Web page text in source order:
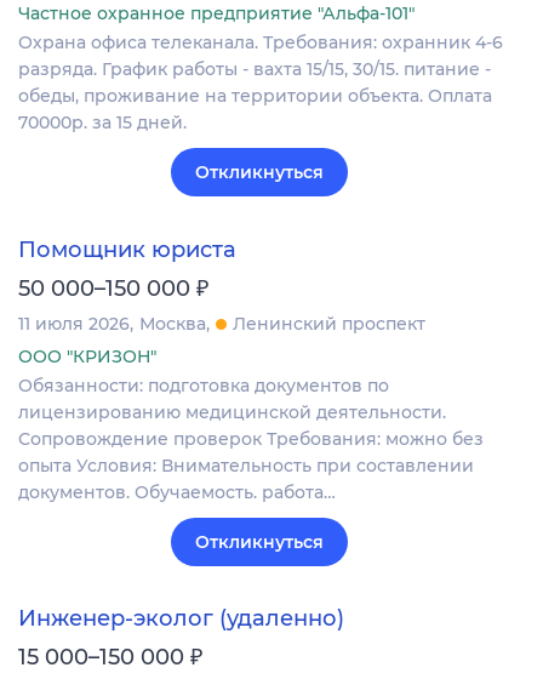
Частное охранное предприятие "Альфа-101"
Охрана офиса телеканала. Требования: охранник 4-6
разряда. График работы - вахта 15/15, 30/15. питание -
обеды, проживание на территории объекта. Оплата
70000р. за 15 дней.
Откликнуться
Помощник юриста
50 000–150 000 ₽
11 июля 2026 Москва
Ленинский проспект
ООО "КРИЗОН"
Обязанности: подготовка документов по
лицензированию медицинской деятельности.
Сопровождение проверок Требования: можно без
опыта Условия: Внимательность при составлении
документов. Обучаемость. работа…
Откликнуться
Инженер-эколог (удаленно)
15 000–150 000 ₽